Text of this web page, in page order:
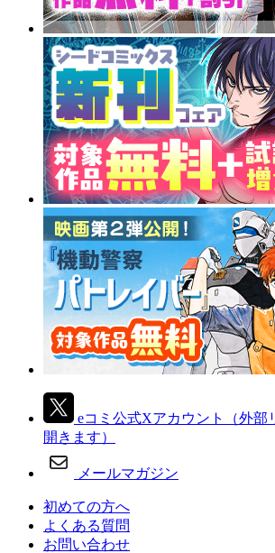
eコミ公式Xアカウント
（外
開きます）
メールマガジン
初めての方へ
よくある質問
お問い合わせ